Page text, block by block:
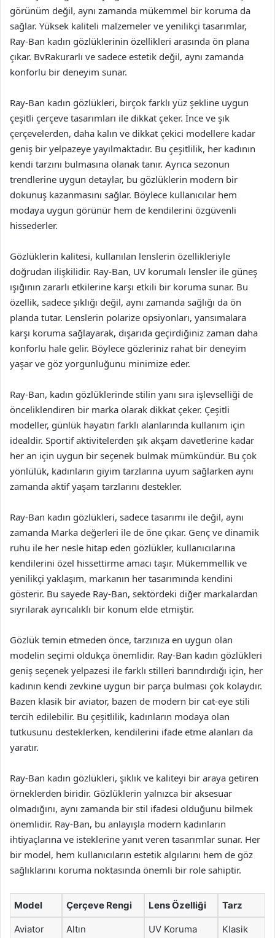
görünüm değil, aynı zamanda mükemmel bir koruma da
sağlar. Yüksek kaliteli malzemeler ve yenilikçi tasarımlar,
Ray-Ban kadın gözlüklerinin özellikleri arasında ön plana
çıkar. BvRakurarlı ve sadece estetik değil, aynı zamanda
konforlu bir deneyim sunar.
Ray-Ban kadın gözlükleri, birçok farklı yüz şekline uygun
çeşitli çerçeve tasarımları ile dikkat çeker. İnce ve şık
çerçevelerden, daha kalın ve dikkat çekici modellere kadar
geniş bir yelpazeye yayılmaktadır. Bu çeşitlilik, her kadının
kendi tarzını bulmasına olanak tanır. Ayrıca sezonun
trendlerine uygun detaylar, bu gözlüklerin modern bir
dokunuş kazanmasını sağlar. Böylece kullanıcılar hem
modaya uygun görünür hem de kendilerini özgüvenli
hissederler.
Gözlüklerin kalitesi, kullanılan lenslerin özellikleriyle
doğrudan ilişkilidir. Ray-Ban, UV korumalı lensler ile güneş
ışığının zararlı etkilerine karşı etkili bir koruma sunar. Bu
özellik, sadece şıklığı değil, aynı zamanda sağlığı da ön
planda tutar. Lenslerin polarize opsiyonları, yansımalara
karşı koruma sağlayarak, dışarıda geçirdiğiniz zaman daha
konforlu hale gelir. Böylece gözleriniz rahat bir deneyim
yaşar ve göz yorgunluğunu minimize eder.
Ray-Ban, kadın gözlüklerinde stilin yanı sıra işlevselliği de
önceliklendiren bir marka olarak dikkat çeker. Çeşitli
modeller, günlük hayatın farklı alanlarında kullanım için
idealdir. Sportif aktivitelerden şık akşam davetlerine kadar
her an için uygun bir seçenek bulmak mümkündür. Bu çok
yönlülük, kadınların giyim tarzlarına uyum sağlarken aynı
zamanda aktif yaşam tarzlarını destekler.
Ray-Ban kadın gözlükleri, sadece tasarımı ile değil, aynı
zamanda Marka değerleri ile de öne çıkar. Genç ve dinamik
ruhu ile her nesle hitap eden gözlükler, kullanıcılarına
kendilerini özel hissettirme amacı taşır. Mükemmellik ve
yenilikçi yaklaşım, markanın her tasarımında kendini
gösterir. Bu sayede Ray-Ban, sektördeki diğer markalardan
sıyrılarak ayrıcalıklı bir konum elde etmiştir.
Gözlük temin etmeden önce, tarzınıza en uygun olan
modelin seçimi oldukça önemlidir. Ray-Ban kadın gözlükleri
geniş seçenek yelpazesi ile farklı stilleri barındırdığı için, her
kadının kendi zevkine uygun bir parça bulması çok kolaydır.
Bazen klasik bir aviator, bazen de modern bir cat-eye stili
tercih edilebilir. Bu çeşitlilik, kadınların modaya olan
tutkusunu desteklerken, kendilerini ifade etme alanları da
yaratır.
Ray-Ban kadın gözlükleri, şıklık ve kaliteyi bir araya getiren
örneklerden biridir. Gözlüklerin yalnızca bir aksesuar
olmadığını, aynı zamanda bir stil ifadesi olduğunu bilmek
önemlidir. Ray-Ban, bu anlayışla modern kadınların
ihtiyaçlarına ve isteklerine yanıt veren tasarımlar sunar. Her
bir model, hem kullanıcıların estetik algılarını hem de göz
sağlıklarını koruma noktasında önemli bir role sahiptir.
Model Çerçeve Rengi Lens Özelliği Tarz
Aviator Altın UV Koruma Klasik